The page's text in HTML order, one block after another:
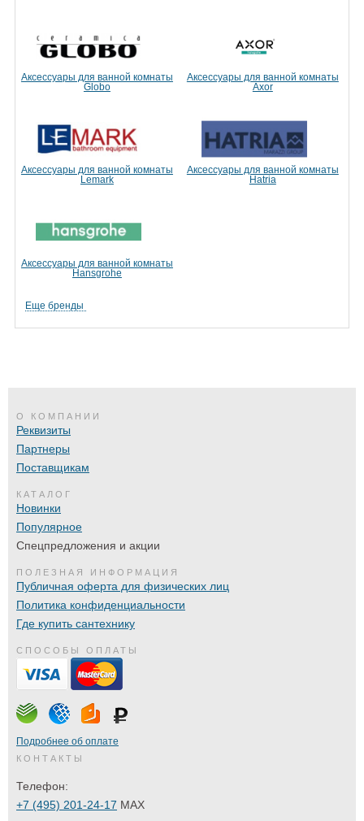
Аксессуары для ванной комнаты
Globo
Аксессуары для ванной комнаты
Axor
Аксессуары для ванной комнаты
Lemark
Аксессуары для ванной комнаты
Hatria
Аксессуары для ванной комнаты
Hansgrohe
Еще бренды
О КОМПАНИИ
Реквизиты
Партнеры
Поставщикам
КАТАЛОГ
Новинки
Популярное
Спецпредложения и акции
ПОЛЕЗНАЯ ИНФОРМАЦИЯ
Публичная оферта для физических лиц
Политика конфиденциальности
Где купить сантехнику
СПОСОБЫ ОПЛАТЫ
Подробнее об оплате
КОНТАКТЫ
Телефон:
+7 (495) 201-24-17 MAX